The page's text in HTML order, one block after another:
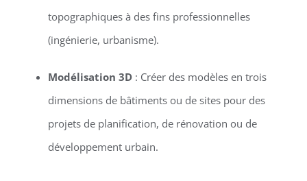
topographiques à des fins professionnelles
(ingénierie, urbanisme).
Modélisation 3D: Créer des modèles en trois
dimensions de bâtiments ou de sites pour des
projets de planification, de rénovation ou de
développement urbain.